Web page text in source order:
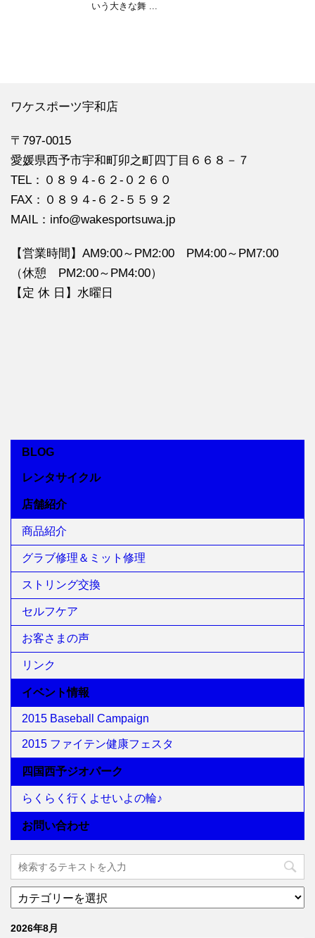
いう大きな舞 ...
ワケスポーツ宇和店
〒797-0015
愛媛県西予市宇和町卯之町四丁目６６８－７
TEL：０８９４‐６２‐０２６０
FAX：０８９４‐６２‐５５９２
MAIL：info@wakesportsuwa.jp
【営業時間】AM9:00～PM2:00 PM4:00～PM7:00
（休憩 PM2:00～PM4:00）
【定 休 日】水曜日
BLOG
レンタサイクル
店舗紹介
商品紹介
グラブ修理＆ミット修理
ストリング交換
セルフケア
お客さまの声
リンク
イベント情報
2015 Baseball Campaign
2015 ファイテン健康フェスタ
四国西予ジオパーク
らくらく行くよせいよの輪♪
お問い合わせ
2026年8月